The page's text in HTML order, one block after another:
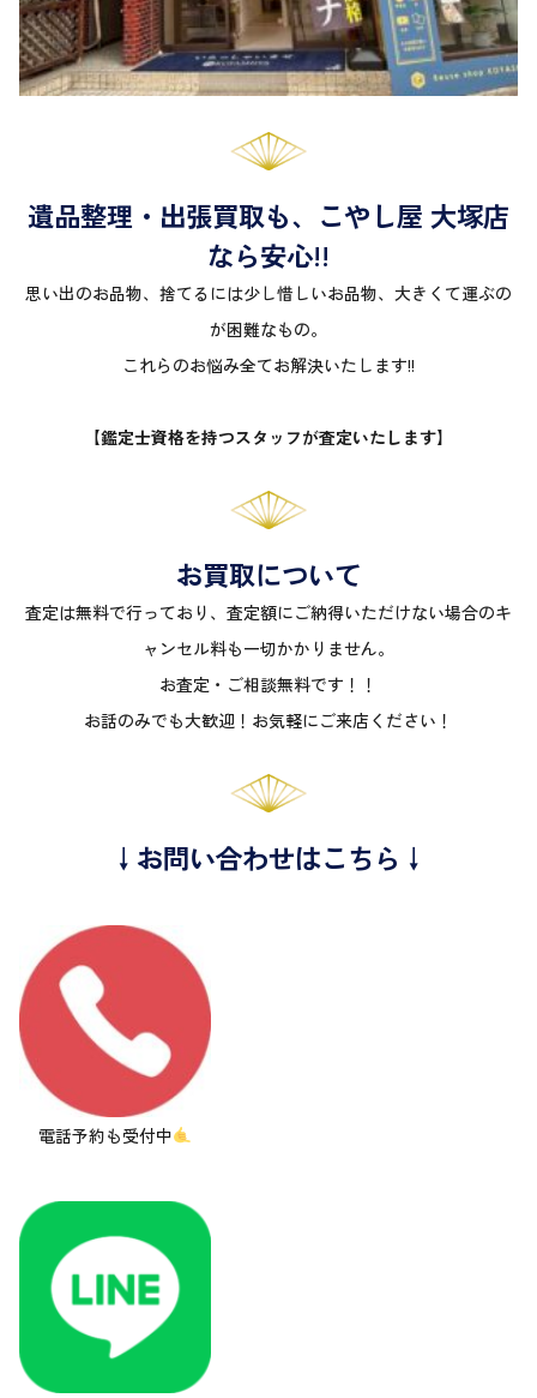
遺品整理・出張買取も、こやし屋 大塚店
なら安心!!
思い出のお品物、捨てるには少し惜しいお品物、大きくて運ぶの
が困難なもの。
これらのお悩み全てお解決いたします!!
【鑑定士資格を持つスタッフが査定いたします】
お買取について
査定は無料で行っており、査定額にご納得いただけない場合のキ
ャンセル料も一切かかりません。
お査定・ご相談無料です！！
お話のみでも大歓迎！お気軽にご来店ください！
↓お問い合わせはこちら↓
電話予約も受付中